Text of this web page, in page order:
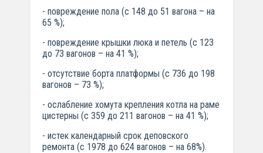
- повреждение пола (с 148 до 51 вагона – на
65 %);
- повреждение крышки люка и петель (с 123
до 73 вагонов – на 41 %);
- отсутствие борта платформы (с 736 до 198
вагонов – 73 %);
- ослабление хомута крепления котла на раме
цистерны (с 359 до 211 вагонов – на 41 %);
- истек календарный срок деповского
ремонта (с 1978 до 624 вагонов – на 68%).